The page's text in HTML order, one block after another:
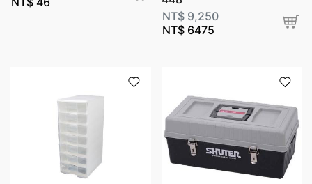
NT$9,250
NT$6475